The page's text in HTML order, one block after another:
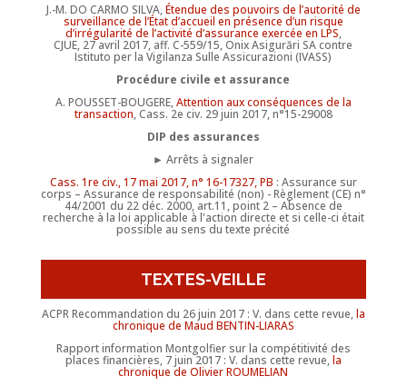
J.-M. DO CARMO SILVA,Étendue des pouvoirs de l’autorité de
surveillance de l’État d’accueil en présence d’un risque
d’irrégularité de l’activité d’assurance exercée en LPS,
CJUE, 27 avril 2017, aff. C-559/15, Onix Asigurări SA contre
Istituto per la Vigilanza Sulle Assicurazioni (IVASS)
Procédure civile et assurance
A. POUSSET-BOUGERE,Attention aux conséquences de la
transaction, Cass. 2e civ. 29 juin 2017, n°15-29008
DIP des assurances
► Arrêts à signaler
Cass. 1re civ., 17 mai 2017, n° 16-17327, PB : Assurance sur
corps – Assurance de responsabilité (non) - Règlement (CE) n°
44/2001 du 22 déc. 2000, art.11, point 2 – Absence de
recherche à la loi applicable à l'action directe et si celle-ci était
possible au sens du texte précité
TEXTES-VEILLE
ACPR Recommandation du 26 juin 2017 : V. dans cette revue,la
chronique de Maud BENTIN-LIARAS
Rapport information Montgolfier sur la compétitivité des
places financières, 7 juin 2017 : V. dans cette revue,la
chronique de Olivier ROUMELIAN